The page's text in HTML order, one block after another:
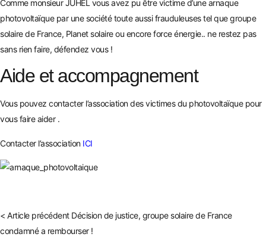
Comme monsieur JUHEL vous avez pu être victime d’unearnaque
photovoltaïquepar une société toute aussi frauduleuses tel que groupe
solaire de France, Planet solaire ou encore force énergie.. ne restez pas
sans rien faire, défendez vous !
Aide et accompagnement
Vous pouvez contacter l’association des victimes du photovoltaïque pour
vous faire aider .
Contacter l’association ICI
< Article précédent Décision de justice, groupe solaire de France
condamné a rembourser !